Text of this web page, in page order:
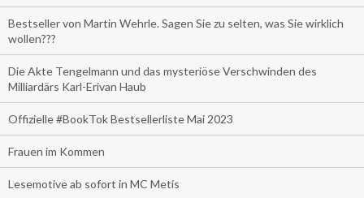
Bestseller von Martin Wehrle. Sagen Sie zu selten, was Sie wirklich
wollen???
Die Akte Tengelmann und das mysteriöse Verschwinden des
Milliardärs Karl-Erivan Haub
Offizielle #BookTok Bestsellerliste Mai 2023
Frauen im Kommen
Lesemotive ab sofort in MC Metis